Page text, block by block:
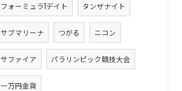
フォーミュラ1デイト タンザナイト
サブマリーナ つがる ニコン
サファイア パラリンピック競技大会
一万円金貨